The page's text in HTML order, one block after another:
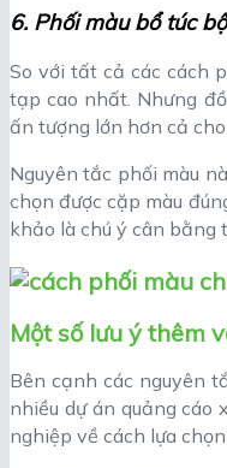
6. Phối màu bổ túc
So với tất cả các cách
tạp cao nhất. Nhưng
ấn tượng lớn hơn cả
Nguyên tắc phối màu
chọn được cặp màu
khảo là chú ý cân bằng
Một số lưu ý thêm
Bên cạnh các nguyên
nhiều dự án quảng cáo
nghiệp về cách lựa